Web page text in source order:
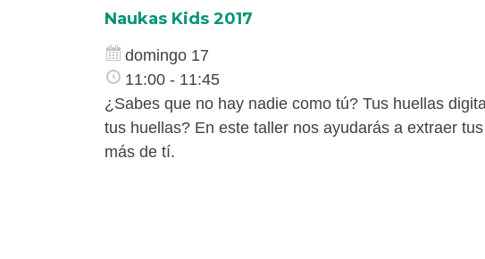
Naukas Kids 2017
domingo 17
11:00 - 11:45
¿Sabes que no hay nadie como tú? Tus huellas
tus huellas? En este taller nos ayudarás a extraer
más de tí.